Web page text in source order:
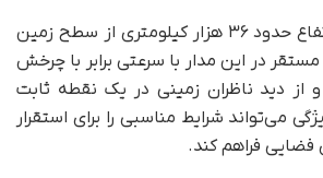
مدار زمین‌ثابت در ارتفاع حدود ۳۶ هزار کیلومتری از سطح زمین
مستقر در این مدار با سرعتی برابر با چرخش
از دید ناظران زمینی در یک نقطه ثابت
می‌تواند شرایط مناسبی را برای استقرار
فضایی فراهم کند.